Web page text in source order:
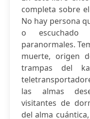
completa sobre
No hay persona
o escuchado
paranormales.
muerte, origen
trampas del
las almas
visitantes de
del alma